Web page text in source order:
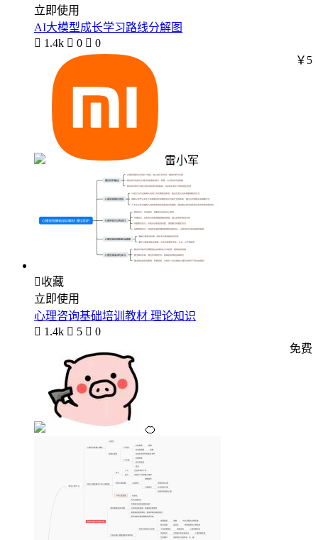
立即使用
AI大模型成长学习路线分解图
 1.4k  0  0
雷小军
￥5
收藏
立即使用
心理咨询基础培训教材 理论知识
 1.4k  5  0
🍊
免费